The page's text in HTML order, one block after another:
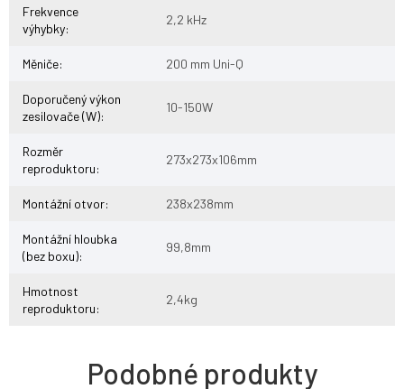
Frekvence
výhybky:
2,2 kHz
Měniče: 200 mm Uni-Q
Doporučený výkon
zesilovače (W):
10-150W
Rozměr
reproduktoru:
273x273x106mm
Montážní otvor: 238x238mm
Montážní hloubka
(bez boxu):
99,8mm
Hmotnost
reproduktoru:
2,4kg